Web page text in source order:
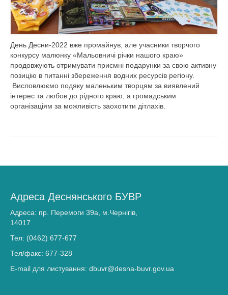
Водогосподарська обстановка
Управління водними ресурсами
Поверхневі води
Дозвіл на спеціальне водокористува
Водокористування
Моніторинг поверхневих вод
Запобігання корупції
Громадянам та бізнесу
Хімічний аналіз вод
Послуги, що надаються
День Десни-2022 вже промайнув, але учасники творчого
конкурсу малюнку «Мальовничі річки нашого краю»
продовжують отримувати приємні подарунки за свою активну
позицію в питанні збереження водних ресурсів регіону.
Висловлюємо подяку маленьким творцям за виявлений
інтерес та любов до рідного краю, а громадським
організаціям за можливість заохотити дітлахів.
Адреса Деснянського БУВР
Адреса: пр. Перемоги 39а, м.Чернігів,
14017
Тел: (0462) 677-677
Тел/факс: 677-328
E-mail для листування: dbuvr@desna-buvr.gov.ua